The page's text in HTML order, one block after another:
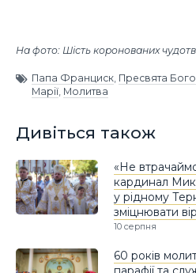
На фото: Шість коронованих
Папа Франциск Пресвята
Марії Молитва
Дивіться також
«Не
кардинал
у рідному
зміцнювати
10 серпня
60 років